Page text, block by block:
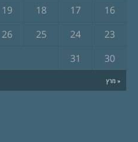
« מרץ
16
17
18
19
23
24
25
26
30
31